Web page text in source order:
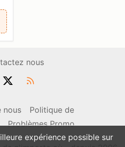
expérience possible sur
nous
nous
Politique de
Problèmes Promo